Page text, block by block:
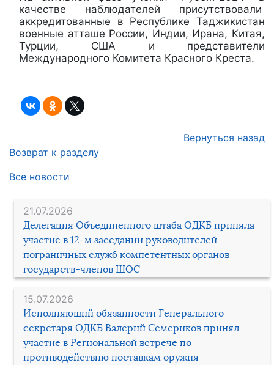
21.07.2026
Делегация Объединенного штаба ОДКБ приняла
участие в 12-м заседании руководителей
пограничных служб компетентных органов
государств-членов ШОС
15.07.2026
Исполняющий обязанности Генерального
секретаря ОДКБ Валерий Семериков принял
участие в Региональной встрече по
противодействию поставкам оружия
качестве наблюдателей присутствовали
аккредитованные в Республике Таджикистан
военные атташе России, Индии, Ирана, Китая,
Турции, США и представители
Международного Комитета Красного Креста.
Вернуться назад
Возврат к разделу
Все новости